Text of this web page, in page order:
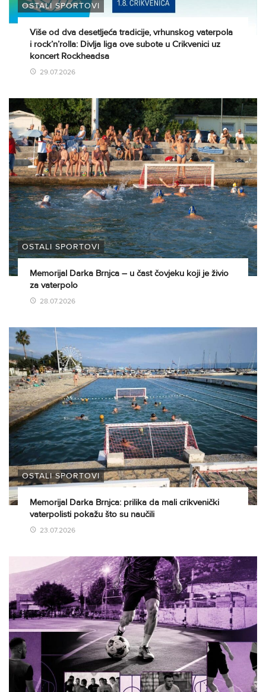
OSTALI SPORTOVI
Više od dva desetljeća tradicije, vrhunskog vaterpola
i rock’n’rolla: Divlja liga ove subote u Crikvenici uz
koncert Rockheadsa
29.07.2026
OSTALI SPORTOVI
Memorijal Darka Brnjca – u čast čovjeku koji je živio
za vaterpolo
28.07.2026
OSTALI SPORTOVI
Memorijal Darka Brnjca: prilika da mali crikvenički
vaterpolisti pokažu što su naučili
23.07.2026